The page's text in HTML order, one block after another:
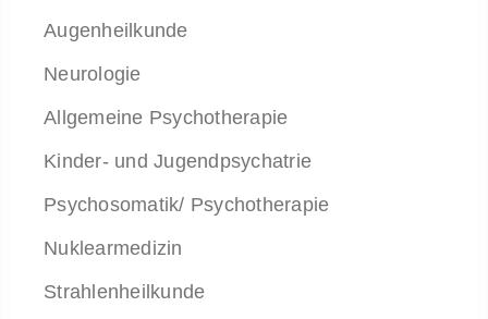
Augenheilkunde
Neurologie
Allgemeine Psychotherapie
Kinder- und Jugendpsychatrie
Psychosomatik/ Psychotherapie
Nuklearmedizin
Strahlenheilkunde